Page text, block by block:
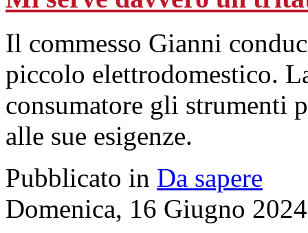
Il commesso Gianni
piccolo elettrodomestico.
consumatore gli strumenti
alle sue esigenze.
Pubblicato in Da sapere
Domenica, 16 Giugno